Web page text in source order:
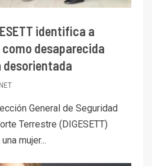
identifica a
desaparecida
General de Seguridad
Terrestre (DIGESETT)
mujer...